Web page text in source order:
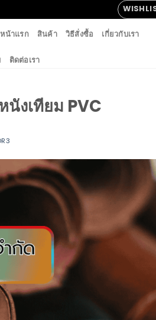
หน้าแรก สินค้า วิธีสั่งซื้อ เกี่ยวกับเรา
ติดต่อเรา
งเทียม PVC